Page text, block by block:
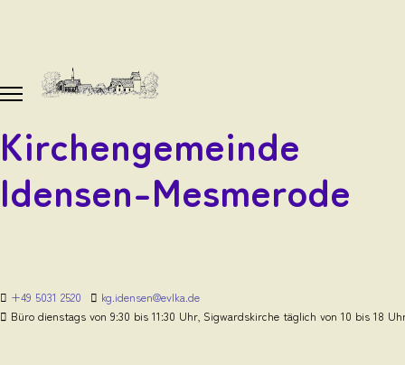
Kirchengemeinde
Idensen-Mesmerode
+49 5031 2520
kg.idensen@evlka.de
Büro dienstags von 9:30 bis 11:30 Uhr, Sigwardskirche täglich von 10 bis 18